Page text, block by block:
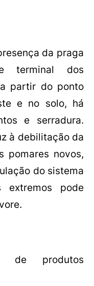
da praga
terminal dos
partir do ponto
e no solo, há
e serradura.
à debilitação da
pomares novos,
do sistema
extremos pode
de produtos